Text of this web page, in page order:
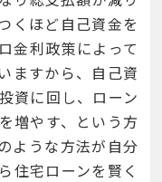
くほど自己資金を
金利政策によって
ますから、自己資
資に回し、ローン
増やす、という方
ような方法が自分
住宅ローンを賢く